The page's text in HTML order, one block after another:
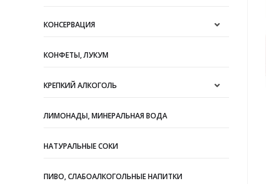
КОНСЕРВАЦИЯ
КОНФЕТЫ, ЛУКУМ
КРЕПКИЙ АЛКОГОЛЬ
ЛИМОНАДЫ, МИНЕРАЛЬНАЯ ВОДА
НАТУРАЛЬНЫЕ СОКИ
ПИВО, СЛАБОАЛКОГОЛЬНЫЕ НАПИТКИ